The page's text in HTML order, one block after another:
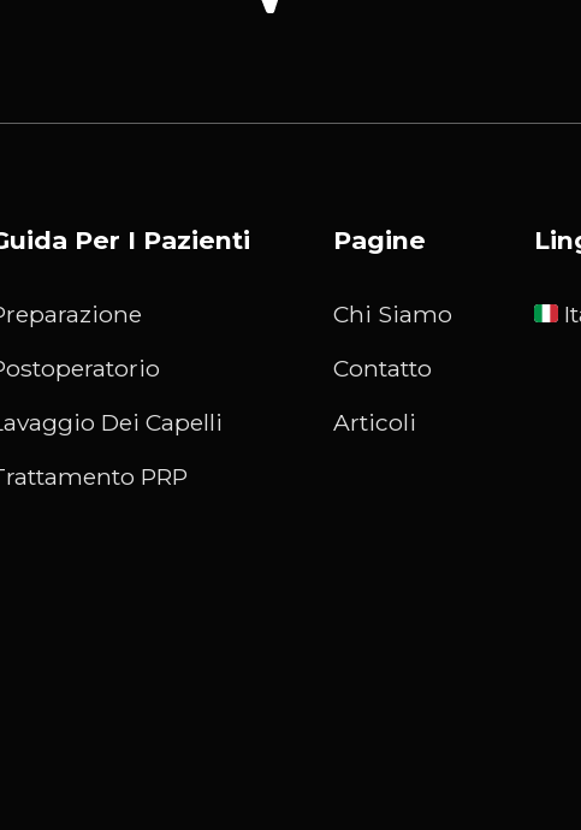
Guida Per I Pazienti
Dei Capelli
PRP
Pagine
Chi Siamo
Contatto
Articoli